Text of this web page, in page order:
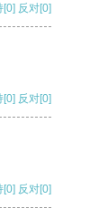
[0] 反对[0]
[0] 反对[0]
[0] 反对[0]